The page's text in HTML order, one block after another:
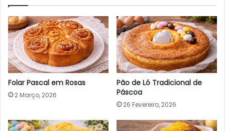
Folar Pascal em Rosas
2 Março, 2026
Pão de Ló Tradicional de
Páscoa
26 Fevereiro, 2026